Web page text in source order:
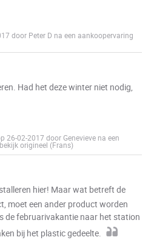
door Peter D na een aankoopervaring
Had het deze winter niet nodig,
26-02-2017 door Genevieve na een
bekijk origineel (Frans)
hier! Maar wat betreft de
moet een ander product worden
de februarivakantie naar het station
bij het plastic gedeelte.